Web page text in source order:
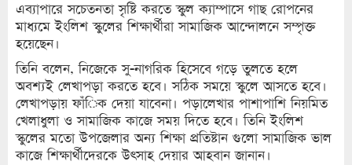
এব্যাপারে সচেতনতা সৃষ্টি করতে স্কুল ক্যাম্পাসে গাছ রোপনের
মাধ্যমে ইংলিশ স্কুলের শিক্ষার্থীরা সামাজিক আন্দোলনে সম্পৃক্ত
হয়েছেন।
তিনি বলেন, নিজেকে সু-নাগরিক হিসেবে গড়ে তুলতে হলে
অবশ্যই লেখাপড়া করতে হবে। সঠিক সময়ে স্কুলে আসতে হবে।
লেখাপড়ায় ফাঁিক দেয়া যাবেনা। পড়ালেখার পাশাপাশি নিয়মিত
খেলাধুলা ও সামাজিক কাজে সময় দিতে হবে। তিনি ইংলিশ
স্কুলের মতো উপজেলার অন্য শিক্ষা প্রতিষ্টান গুলো সামাজিক ভাল
কাজে শিক্ষার্থীদেরকে উৎসাহ দেয়ার আহবান জানান।